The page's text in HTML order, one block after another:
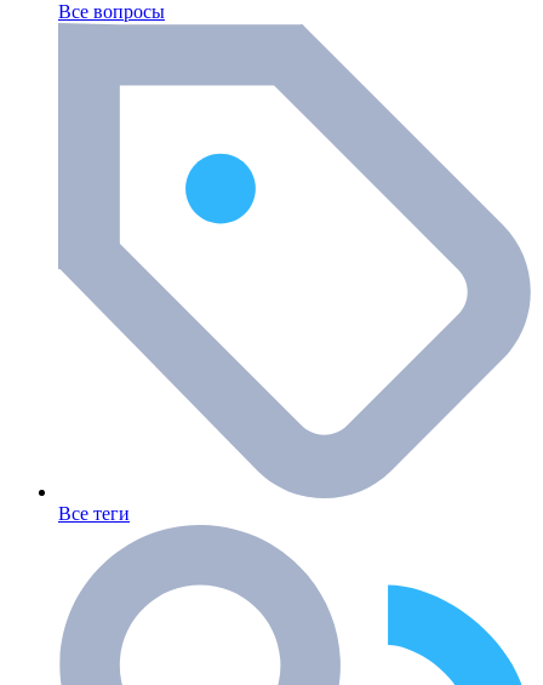
Все вопросы
Все теги